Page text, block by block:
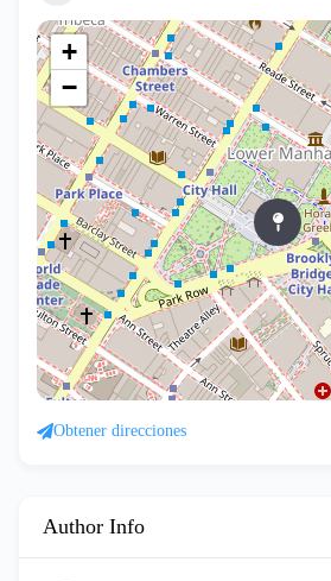
+
−
Obtener direcciones
Author Info